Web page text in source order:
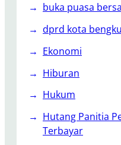
r
R
k
o
i
d
buka puasa
dprd kota
Ekonomi
Hiburan
Hukum
Hutang Panitia
Terbayar